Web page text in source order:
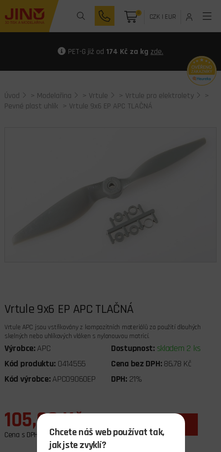
0 CZK| EUR
PET-G již od 174 Kč za kg zde.
Úvod > Modelařina > Vrtule > Vrtule pro elektrolety
>
Pevné plast uhlík > Vrtule 9x6 EP APC TLAČNÁ
Vrtule 9x6 EP APC TLAČNÁ
Vrtule APC jsou vstřikovány z kompozitních materiálů za použití dlouhých
skelných nebo uhlíkových vláken s nylonouvou matricí.
Výrobce: APC Dostupnost: skladem 2 ks
Kód produktu: 0414555 Cena bez DPH: 86,78 Kč
Kód výrobce: APC09060EP DPH: 21%
105,00 Kč
Cena s DPH
Chcete náš web používat tak,
jak jste zvyklí?